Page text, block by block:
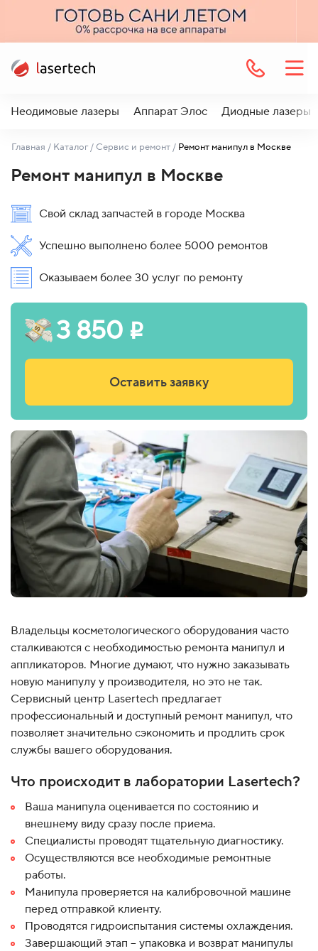
Неодимовые лазеры Аппарат Элос Диодные лазеры
Главная / Каталог /Сервис и ремонт / Ремонт манипул в Москве
Ремонт манипул в Москве
Свой склад запчастей в городе Москва
Успешно выполнено более 5000 ремонтов
Оказываем более 30 услуг по ремонту
3 850 i
Оставить заявку
Владельцы косметологического оборудования часто
сталкиваются с необходимостью ремонта манипул и
аппликаторов. Многие думают, что нужно заказывать
новую манипулу у производителя, но это не так.
Сервисный центр Lasertech предлагает
профессиональный и доступный ремонт манипул, что
позволяет значительно сэкономить и продлить срок
службы вашего оборудования.
Что происходит в лаборатории Lasertech?
Ваша манипула оценивается по состоянию и
внешнему виду сразу после приема.
Специалисты проводят тщательную диагностику.
Осуществляются все необходимые ремонтные
работы.
Манипула проверяется на калибровочной машине
перед отправкой клиенту.
Проводятся гидроиспытания системы охлаждения.
Завершающий этап – упаковка и возврат манипулы